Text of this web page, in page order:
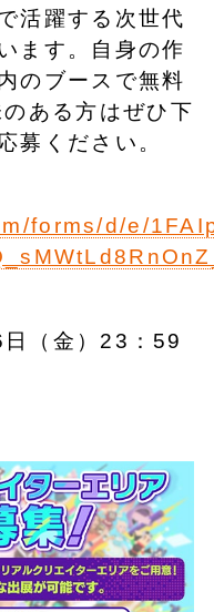
活躍する次世代
ます。自身の作
のブースで無料
ある方はぜひ下
募ください。
forms/d/e/
（金）23：59